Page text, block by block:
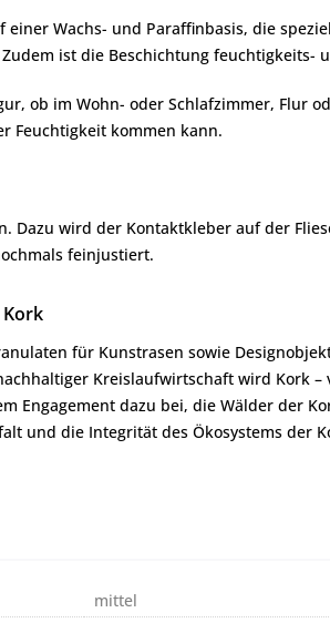
einer Wachs- und Paraffinbasis, die
ist die Beschichtung feuchtigkeits-
ob im Wohn- oder Schlafzimmer, Flur
Feuchtigkeit kommen kann.
wird der Kontaktkleber auf der
feinjustiert.
für Kunstrasen sowie
Kreislaufwirtschaft wird Kork
Engagement dazu bei, die Wälder der
und die Integrität des Ökosystems der
mittel